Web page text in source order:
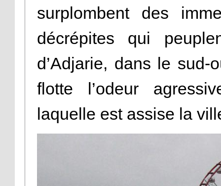
surplombent des
décrépites qui
d’Adjarie, dans le sud-
flotte l’odeur
laquelle est assise la